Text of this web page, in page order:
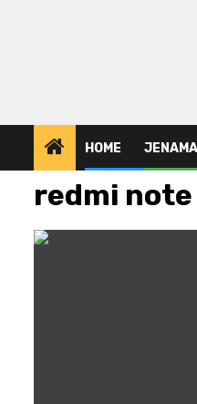
HOME JENAMA
redmi